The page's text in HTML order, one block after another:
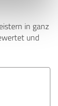
in ganz
und